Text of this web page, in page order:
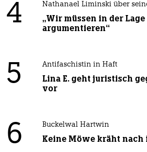
4 Nathanael Liminski über
„Wir müssen in der
argumentieren“
5 Antifaschistin in Haft
Lina E. geht juristisch
vor
6 Buckelwal Hartwin
Keine Möwe kräht nach